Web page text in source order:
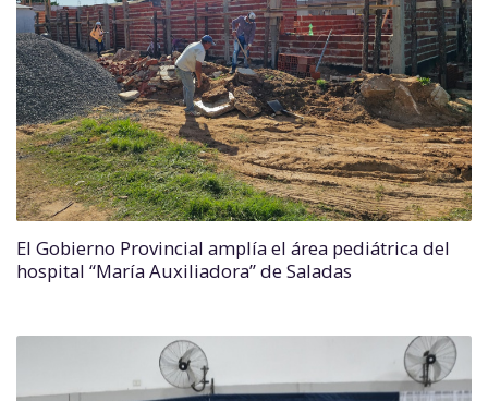
El Gobierno Provincial amplía el área pediátrica del
hospital “María Auxiliadora” de Saladas